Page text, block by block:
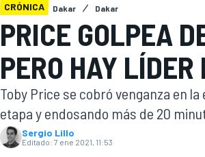
CRÓNICA Dakar Dakar
PRICE GOLPEA
PERO HAY
Toby Price se cobró venganza en
etapa y endosando más de 20
Sergio Lillo
Editado: 7 ene 2021, 11:53